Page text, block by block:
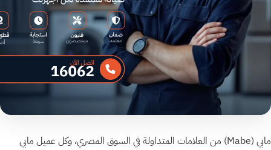
مابي ⁨(Mabe)⁩ من العلامات المتداولة في السوق المصري، وكل عميل مابي